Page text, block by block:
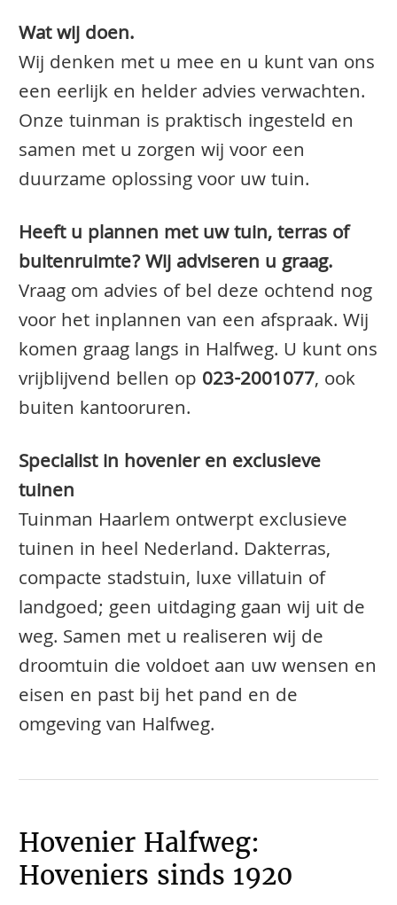
Wat wij doen.
Wij denken met u mee en u kunt van ons
een eerlijk en helder advies verwachten.
Onze tuinman is praktisch ingesteld en
samen met u zorgen wij voor een
duurzame oplossing voor uw tuin.
Heeft u plannen met uw tuin, terras of
buitenruimte? Wij adviseren u graag.
Vraag om advies of bel deze ochtend nog
voor het inplannen van een afspraak. Wij
komen graag langs in Halfweg. U kunt ons
vrijblijvend bellen op 023-2001077, ook
buiten kantooruren.
Specialist in hovenier en exclusieve
tuinen
Tuinman Haarlem ontwerpt exclusieve
tuinen in heel Nederland. Dakterras,
compacte stadstuin, luxe villatuin of
landgoed; geen uitdaging gaan wij uit de
weg. Samen met u realiseren wij de
droomtuin die voldoet aan uw wensen en
eisen en past bij het pand en de
omgeving van Halfweg.
Hovenier Halfweg:
Hoveniers sinds 1920